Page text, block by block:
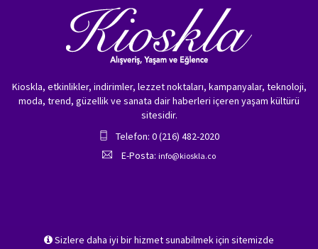
Sizlere daha iyi bir hizmet sunabilmek için sitemizde
Kioskla, etkinlikler, indirimler, lezzet noktaları, kampanyalar, teknoloji,
moda, trend, güzellik ve sanata dair haberleri içeren yaşam kültürü
sitesidir.
Telefon: 0 (216) 482-2020
E-Posta: info@kioskla.co